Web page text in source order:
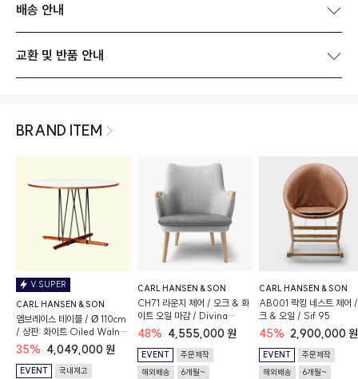
배송 안내
교환 및 반품 안내
BRAND ITEM
V.SUPER
CARL HANSEN & SON
엠브레이스 테이블 / Ø 110cm
/ 상판: 화이트 Oiled Walnut
/ 베이스: 블랙
35% 4,049,000 원
EVENT
국내재고
CARL HANSEN & SON
CH71 라운지 체어 / 오크 & 화
이트 오일 마감 / Divina
melange 120 & Hallingdal
130
48% 4,555,000 원
EVENT
주문제작
해외배송
6개월~
CARL HANSEN & SON
AB001 락킹 네스트 체어
크 & 오일 / Sif 95
45% 2,900,000 원
EVENT
주문제작
해외배송
6개월~